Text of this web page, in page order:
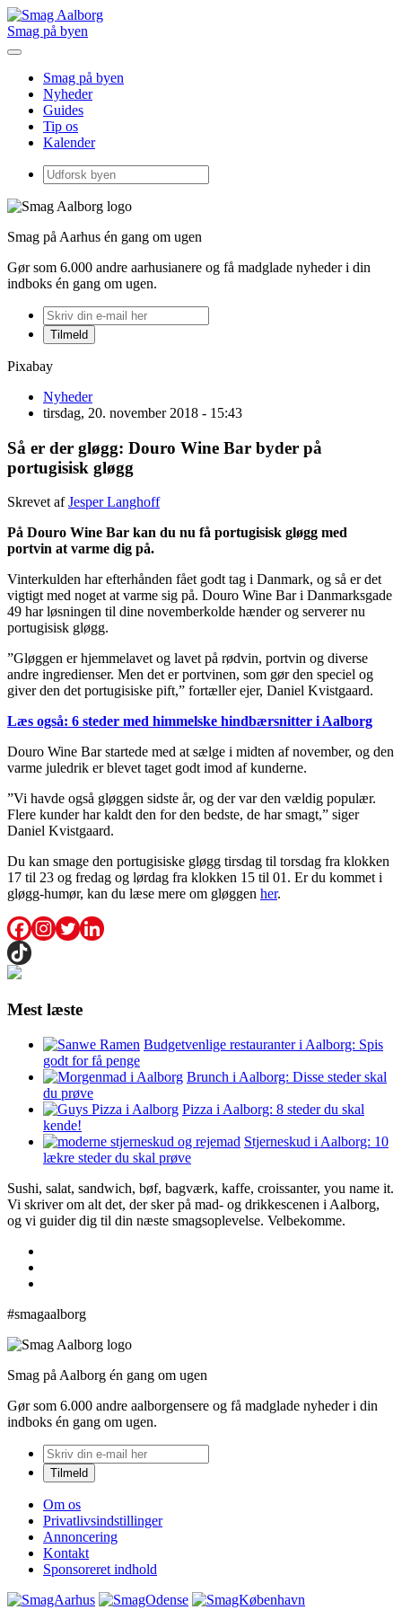
Smag på byen
Smag på byen
Nyheder
Guides
Tip os
Kalender
Smag på Aarhus én gang om ugen
Gør som 6.000 andre aarhusianere og få madglade nyheder i din
indboks én gang om ugen.
Pixabay
Nyheder
tirsdag, 20. november 2018 - 15:43
Så er der gløgg: Douro Wine Bar byder på
portugisisk gløgg
Skrevet afJesper Langhoff
På Douro Wine Bar kan du nu få portugisisk gløgg med
portvin at varme dig på.
Vinterkulden har efterhånden fået godt tag i Danmark, og så er det
vigtigt med noget at varme sig på. Douro Wine Bar i Danmarksgade
49 har løsningen til dine novemberkolde hænder og serverer nu
portugisisk gløgg.
”Gløggen er hjemmelavet og lavet på rødvin, portvin og diverse
andre ingredienser. Men det er portvinen, som gør den speciel og
giver den det portugisiske pift,” fortæller ejer, Daniel Kvistgaard.
Læs også: 6 steder med himmelske hindbærsnitter i Aalborg
Douro Wine Bar startede med at sælge i midten af november, og den
varme juledrik er blevet taget godt imod af kunderne.
”Vi havde også gløggen sidste år, og der var den vældig populær.
Flere kunder har kaldt den for den bedste, de har smagt,” siger
Daniel Kvistgaard.
Du kan smage den portugisiske gløgg tirsdag til torsdag fra klokken
17 til 23 og fredag og lørdag fra klokken 15 til 01. Er du kommet i
gløgg-humør, kan du læse mere om gløggen her.
Mest læste
Budgetvenlige restauranter i Aalborg: Spis
godt for få penge
Brunch i Aalborg: Disse steder skal
du prøve
Pizza i Aalborg: 8 steder du skal
kende!
Stjerneskud i Aalborg: 10
lækre steder du skal prøve
Sushi, salat, sandwich, bøf, bagværk, kaffe, croissanter, you name it.
Vi skriver om alt det, der sker på mad- og drikkescenen i Aalborg,
og vi guider dig til din næste smagsoplevelse. Velbekomme.
#smagaalborg
Smag på Aalborg én gang om ugen
Gør som 6.000 andre aalborgensere og få madglade nyheder i din
indboks én gang om ugen.
Om os
Privatlivsindstillinger
Annoncering
Kontakt
Sponsoreret indhold